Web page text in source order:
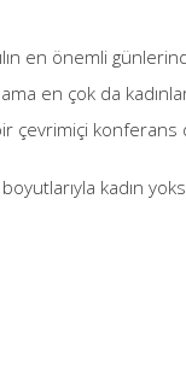
en önemli
en çok da
çevrimiçi konferans
kadın